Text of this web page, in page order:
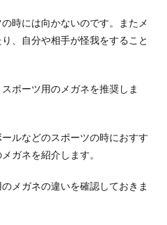
時には向かないのです。またメ
、自分や相手が怪我をすること
ポーツ用のメガネを推奨しま
ルなどのスポーツの時におすす
ガネを紹介します。
メガネの違いを確認しておきま